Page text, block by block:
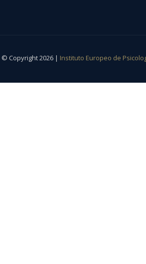
© Copyright 2026 | Instituto Europeo de